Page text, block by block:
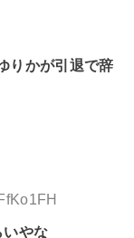
りかが引退で辞
いやな